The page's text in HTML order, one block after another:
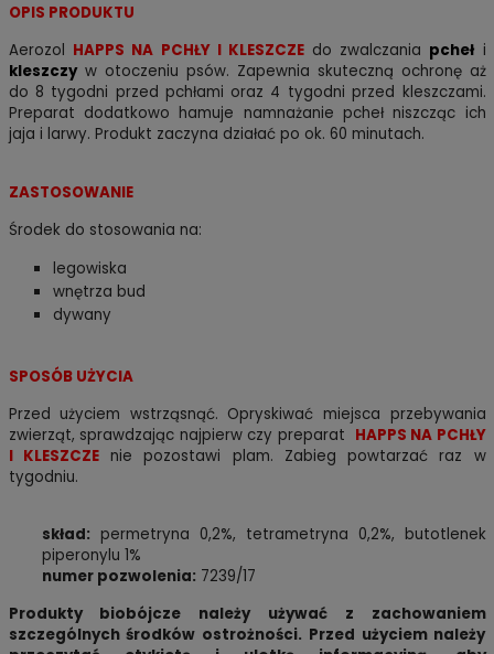
OPIS PRODUKTU
Aerozol HAPPS NA PCHŁY I KLESZCZE do zwalczania pcheł i
kleszczyw otoczeniu psów. Zapewnia skuteczną ochronę aż
do 8 tygodni przed pchłami oraz 4 tygodni przed kleszczami.
Preparat dodatkowo hamuje namnażanie pcheł niszcząc ich
jaja i larwy. Produkt zaczyna działać po ok. 60 minutach.
ZASTOSOWANIE
Środek do stosowania na:
legowiska
wnętrza bud
dywany
SPOSÓB UŻYCIA
Przed użyciem wstrząsnąć. Opryskiwać miejsca przebywania
zwierząt, sprawdzając najpierw czy preparat HAPPS NA PCHŁY
I KLESZCZEnie pozostawi plam. Zabieg powtarzać raz w
tygodniu.
skład: permetryna 0,2%, tetrametryna 0,2%, butotlenek
piperonylu 1%
numer pozwolenia: 7239/17
Produkty biobójcze należy używać z zachowaniem
szczególnych środków ostrożności. Przed użyciem należy